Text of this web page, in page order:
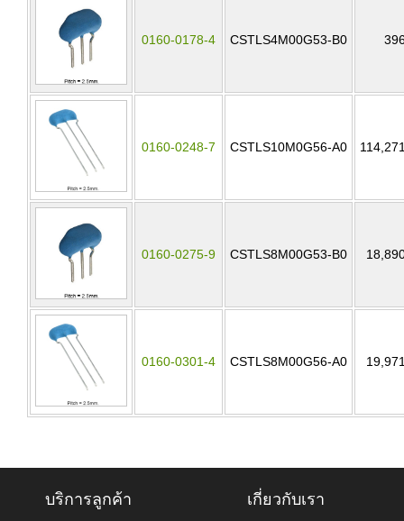
0160-0178-4 CSTLS4M00G53-B0
0160-0248-7 CSTLS10M0G56-A0
0160-0275-9 CSTLS8M00G53-B0
0160-0301-4 CSTLS8M00G56-A0
บริการลูกค้า เกี่ยวกับเรา